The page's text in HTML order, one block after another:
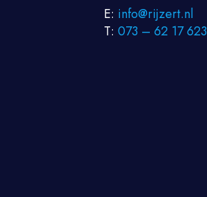
E: info@rijzert.nl
T:073 – 62 17 623